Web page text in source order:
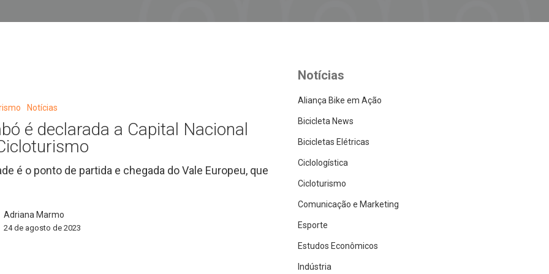
Notícias
é declarada a Capital Nacional
é o ponto de partida e chegada do Vale Europeu, que
Adriana Marmo
24 de agosto de 2023
Notícias
Aliança Bike em Ação
Bicicleta News
Bicicletas Elétricas
Ciclologística
Cicloturismo
Comunicação e Marketing
Esporte
Estudos Econômicos
Indústria